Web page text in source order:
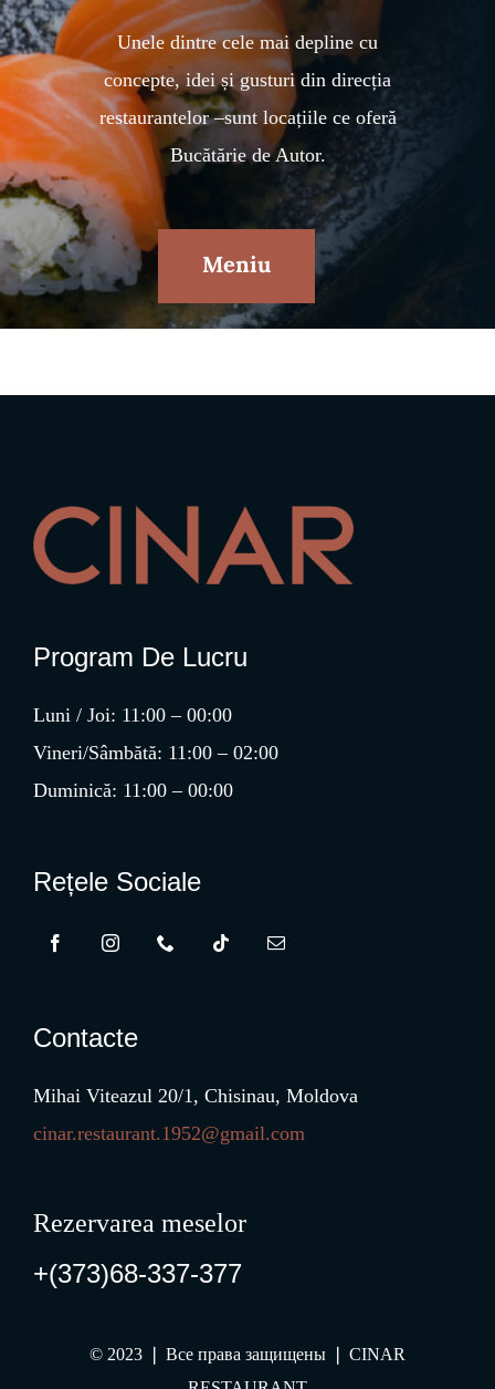
Unele dintre cele mai depline cu
concepte, idei și gusturi din direcția
restaurantelor –sunt locațiile ce oferă
Bucătărie de Autor.
Meniu
Program De Lucru
Luni / Joi: 11:00 – 00:00
Vineri/Sâmbătă: 11:00 – 02:00
Duminică: 11:00 – 00:00
Rețele Sociale
Contacte
Mihai Viteazul 20/1, Chisinau, Moldova
cinar.restaurant.1952@gmail.com
Rezervarea meselor
+(373)68-337-377
© 2023 ❘ Все права защищены ❘ CINAR